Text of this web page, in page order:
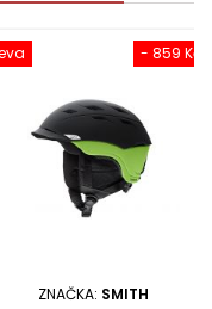
- 859 Kč
ZNAČKA: SMITH